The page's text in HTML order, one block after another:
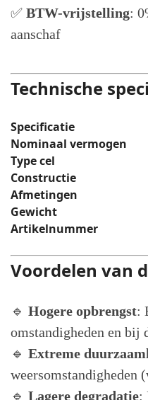
✅ BTW-vrijstelling:
aanschaf
Technische
Specificatie
Nominaal vermogen
Type cel
Constructie
Afmetingen
Gewicht
Artikelnummer
Voordelen van
🔹 Hogere opbrengst:
omstandigheden en bij
🔹 Extreme
weersomstandigheden
🔹 Lagere degradatie: